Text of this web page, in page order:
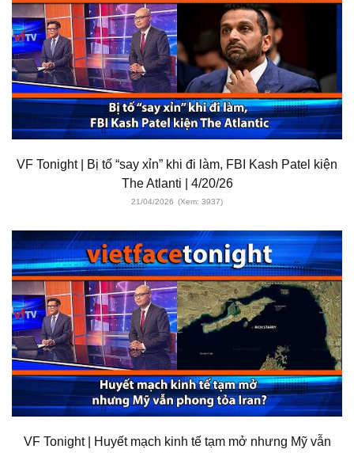
VF Tonight | Bị tố “say xỉn” khi đi làm, FBI Kash Patel kiện
The Atlanti | 4/20/26
21/04/2026 (Xem: 3937)
VF Tonight | Huyết mạch kinh tế tạm mở nhưng Mỹ vẫn